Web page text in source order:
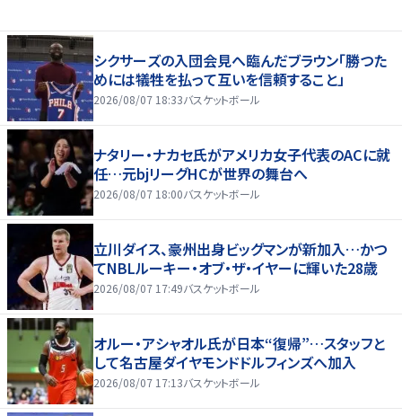
シクサーズの入団会見へ臨んだブラウン「勝つた
めには犠牲を払って互いを信頼すること」
2026/08/07 18:33バスケットボール
ナタリー・ナカセ氏がアメリカ女子代表のACに就
任…元bjリーグHCが世界の舞台へ
2026/08/07 18:00バスケットボール
立川ダイス、豪州出身ビッグマンが新加入…かつ
てNBLルーキー・オブ・ザ・イヤーに輝いた28歳
2026/08/07 17:49バスケットボール
オルー・アシャオル氏が日本“復帰”…スタッフと
して名古屋ダイヤモンドドルフィンズへ加入
2026/08/07 17:13バスケットボール